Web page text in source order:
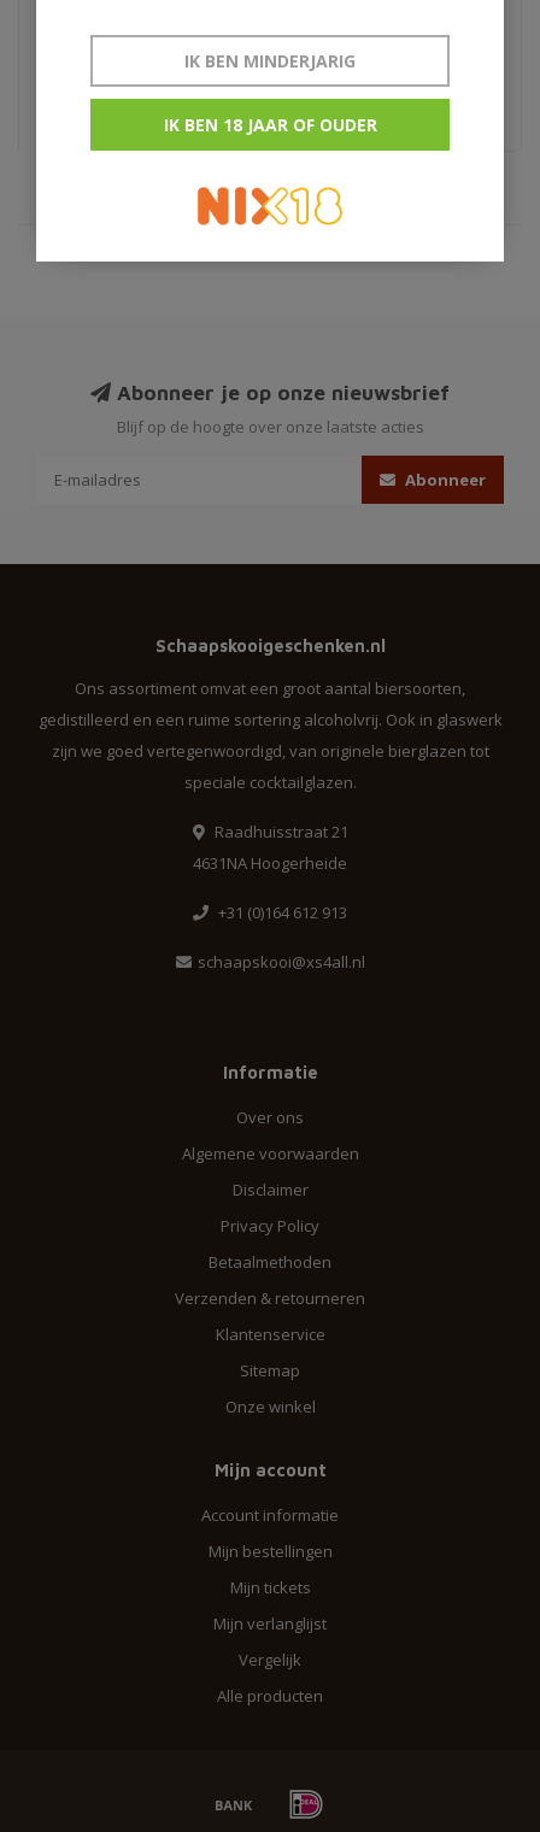
€13,95
kant en klare cocktail
Abonneer je op onze nieuwsbrief
Blijf op de hoogte over onze laatste acties
Abonneer
Schaapskooigeschenken.nl
Ons assortiment omvat een groot aantal biersoorten,
gedistilleerd en een ruime sortering alcoholvrij. Ook in glaswerk
zijn we goed vertegenwoordigd, van originele bierglazen tot
speciale cocktailglazen.
Raadhuisstraat 21
4631NA Hoogerheide
+31 (0)164 612 913
schaapskooi@xs4all.nl
Informatie
Over ons
Algemene voorwaarden
Disclaimer
Privacy Policy
Betaalmethoden
Verzenden & retourneren
Klantenservice
Sitemap
Onze winkel
Mijn account
Account informatie
Mijn bestellingen
Mijn tickets
Mijn verlanglijst
Vergelijk
Alle producten
IK BEN MINDERJARIG
IK BEN 18 JAAR OF OUDER